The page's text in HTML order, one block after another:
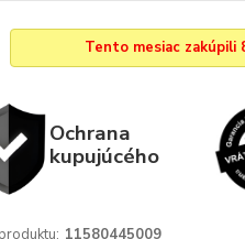
Tento mesiac zakúpili
Ochrana
kupujúcého
11580445009